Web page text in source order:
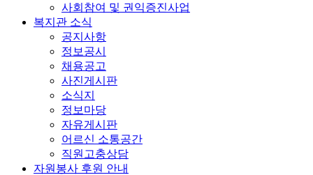
사회참여 및 권익증진사업
복지관 소식
공지사항
정보공시
채용공고
사진게시판
소식지
정보마당
자유게시판
어르신 소통공간
직원고충상담
자원봉사 후원 안내